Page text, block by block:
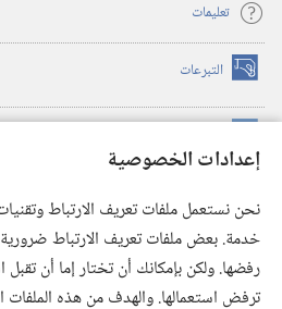
إعدادات الخصوصية
نحن نستعمل ملفات تعريف الارتباط
خدمة. بعض ملفات تعريف الارتباط
رفضها. ولكن بإمكانك أن تختار إما أن
ترفض استعمالها. والهدف من هذه
تعليمات
التبرعات (يفتح
نافذة
(يفتح
نافذة
(يفتح
نافذة
جديدة) تطبيق ®
JW Library
مكتبة برج المراقبة